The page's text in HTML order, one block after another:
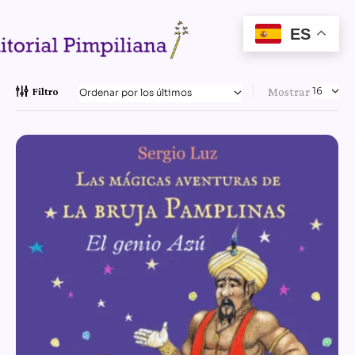
Filtro Mostrar
ES